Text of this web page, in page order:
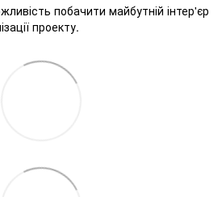
побачити майбутній інтер'єр
проекту.